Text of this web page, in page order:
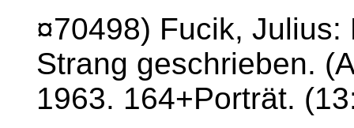
¤70498) Fucik,
Strang geschrieben.
1963. 164+Porträt.